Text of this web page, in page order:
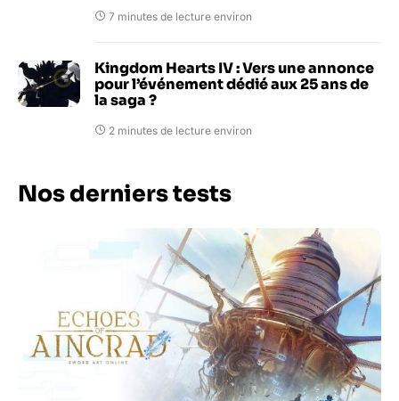
7 minutes de lecture environ
Kingdom Hearts IV : Vers une annonce
pour l’événement dédié aux 25 ans de
la saga ?
2 minutes de lecture environ
Nos derniers tests